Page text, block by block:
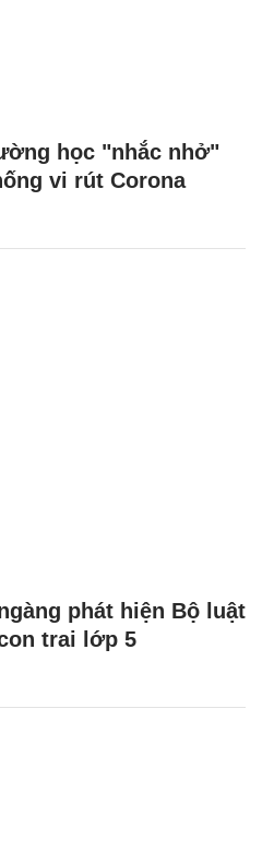
học "nhắc nhở"
vi rút Corona
phát hiện Bộ luật
trai lớp 5